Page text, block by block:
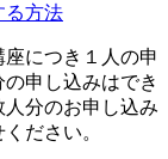
る方法
につき１人の申
申し込みはでき
分のお申し込み
ださい。